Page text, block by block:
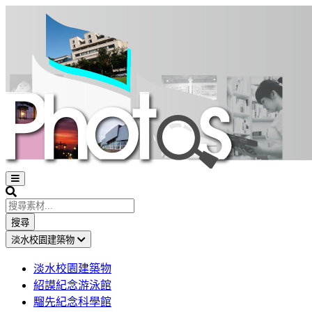
Open
sidebar
Search
搜尋
淡水校園建築物
淡水校園建築物
紹謨紀念游泳館
騮先紀念科學館